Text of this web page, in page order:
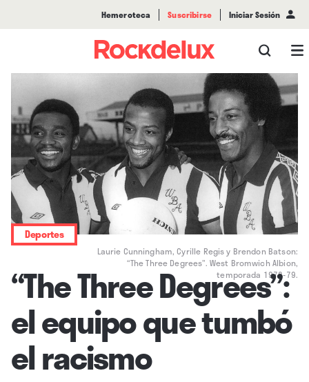
Hemeroteca Suscribirse Iniciar Sesión
Laurie Cunningham, Cyrille Regis y Brendon Batson:
“The Three Degrees”. West Bromwich Albion,
temporada 1978-79.
Deportes
“The Three Degrees”:
el equipo que tumbó
el racismo